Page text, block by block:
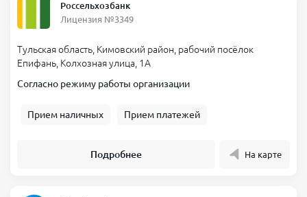
Россельхозбанк
Лицензия №3349
Тульская область, Кимовский район, рабочий посёлок
Епифань, Колхозная улица, 1А
Согласно режиму работы организации
Прием наличных Прием платежей
Подробнее На карте